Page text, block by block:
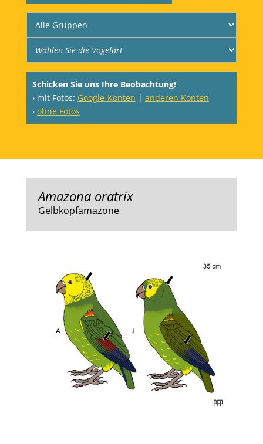
Schicken Sie uns Ihre Beobachtung!
› mit Fotos: Google-Konten | anderen Konten
› ohne Fotos
Amazona oratrix
Gelbkopfamazone